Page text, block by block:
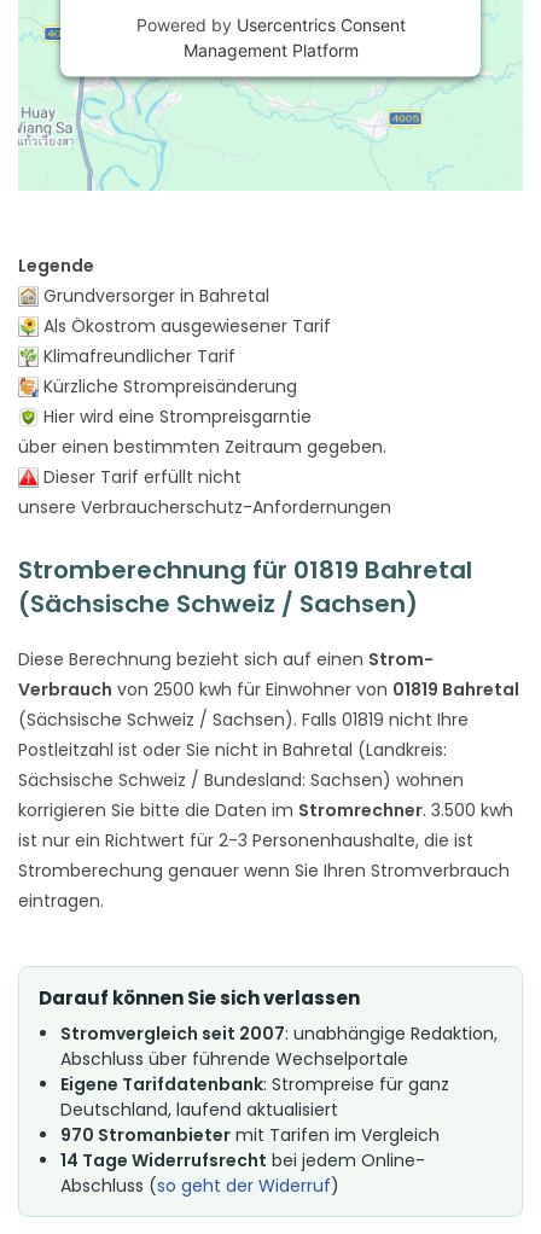
Powered by Usercentrics Consent
Management Platform
Legende
Grundversorger in Bahretal
Als Ökostrom ausgewiesener Tarif
Klimafreundlicher Tarif
Kürzliche Strompreisänderung
Hier wird eine Strompreisgarntie
über einen bestimmten Zeitraum gegeben.
Dieser Tarif erfüllt nicht
unsere Verbraucherschutz-Anfordernungen
Stromberechnung für 01819 Bahretal
(Sächsische Schweiz / Sachsen)
Diese Berechnung bezieht sich auf einen Strom-
Verbrauch von 2500 kwh für Einwohner von 01819 Bahretal
(Sächsische Schweiz / Sachsen). Falls 01819 nicht Ihre
Postleitzahl ist oder Sie nicht in Bahretal (Landkreis:
Sächsische Schweiz / Bundesland: Sachsen) wohnen
korrigieren Sie bitte die Daten im Stromrechner. 3.500 kwh
ist nur ein Richtwert für 2-3 Personenhaushalte, die ist
Stromberechung genauer wenn Sie Ihren Stromverbrauch
eintragen.
Darauf können Sie sich verlassen
Stromvergleich seit 2007: unabhängige Redaktion,
Abschluss über führende Wechselportale
Eigene Tarifdatenbank: Strompreise für ganz
Deutschland, laufend aktualisiert
970 Stromanbieter mit Tarifen im Vergleich
14 Tage Widerrufsrecht bei jedem Online-
Abschluss (so geht der Widerruf)